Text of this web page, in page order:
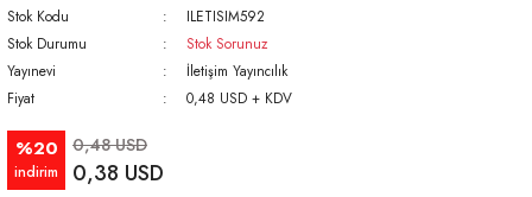
Stok Kodu
ILETISIM592
Stok Durumu
Stok Sorunuz
Yayınevi
İletişim Yayıncılık
Fiyat
0,48 USD + KDV
%20
indirim
0,48 USD
0,38 USD